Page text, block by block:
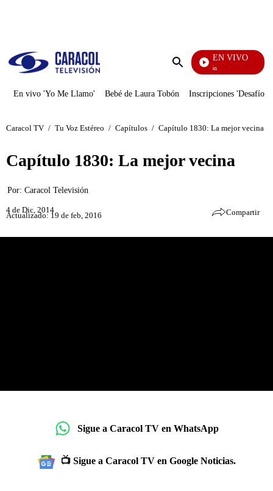
Enviar
EN VIVO
Pura Diversión
En vivo 'Yo Me Llamo' Bebé de Laura Tobón Inscripciones 'Desafío'
Caracol TV / Tu Voz Estéreo / Capítulos / Capítulo 1830: La mejor vecina
Capítulo 1830: La mejor vecina
Por: Caracol Televisión
4 de Dic, 2014
Actualizado: 19 de feb, 2016 Compartir
Sigue a Caracol TV en WhatsApp
📺 Sigue a Caracol TV en Google Noticias.